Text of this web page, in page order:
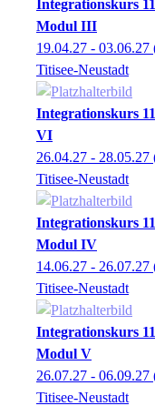
Integrationskurs
Modul III
19.04.27 - 03.06.27
Titisee-Neustadt
Integrationskurs
VI
26.04.27 - 28.05.27
Titisee-Neustadt
Integrationskurs
Modul IV
14.06.27 - 26.07.27
Titisee-Neustadt
Integrationskurs
Modul V
26.07.27 - 06.09.27
Titisee-Neustadt